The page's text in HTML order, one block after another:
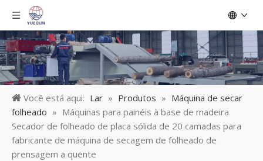
Você está aqui: Lar » Produtos » Máquina de secar
folheado » Máquinas para painéis à base de madeira
Secador de folheado de placa sólida de 20 camadas para
fabricante de máquina de secagem de folheado de
prensagem a quente